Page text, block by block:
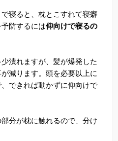
寝ると、枕とこすれて寝癖
防するには仰向けで寝るの
潰れますが、髪が爆発した
減ります。頭を必要以上に
できれば動かずに仰向けで
分が枕に触れるので、分け